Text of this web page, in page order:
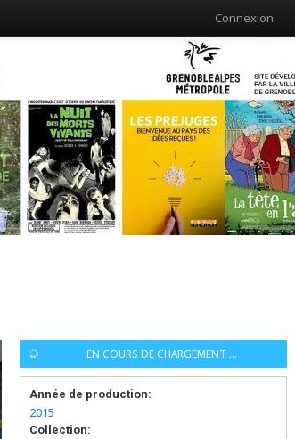
Connexion
EN COURS DE CHARGEMENT ...
Année de production:
2015
Collection: